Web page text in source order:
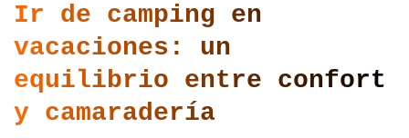
Ir de camping en
vacaciones: un
equilibrio entre confort
y camaradería